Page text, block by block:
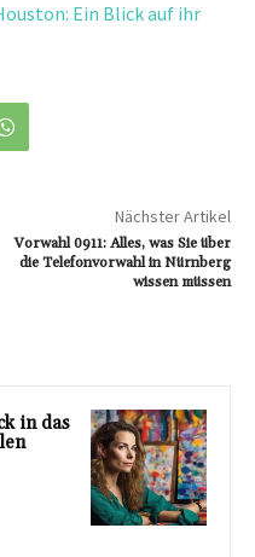
Ein Blick auf ihr
Nächster Artikel
Vorwahl 0911: Alles, was Sie über
die Telefonvorwahl in Nürnberg
wissen müssen
in das